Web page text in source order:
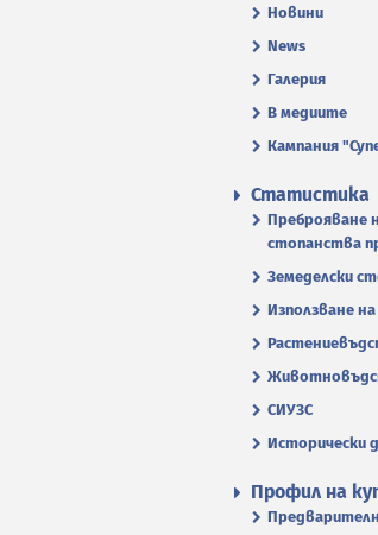
Новини
News
Галерия
В медиите
Кампания
Статистика
Преброяване
стопанства
Земеделски
Използване
СИУЗС
Исторически
Профил на